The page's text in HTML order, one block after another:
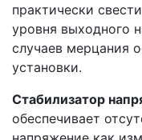
практически
уровня выходного
случаев мерцания
установки.
Стабилизатор
обеспечивает